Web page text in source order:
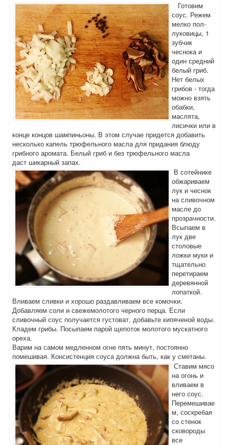
Готовим
соус. Режем
мелко пол-
луковицы, 1
зубчик
чеснока и
один средний
белый гриб.
Нет белых
грибов - тогда
можно взять
обабки,
маслята,
лисички или в
конце концов шампиньоны. В этом случае придется добавить
несколько капель трюфельного масла для придания блюду
грибного аромата. Белый гриб и без трюфельного масла
даст шикарный запах.
В сотейнике
обжариваем
лук и чеснок
на сливочном
масле до
прозрачности.
Всыпаем в
лук две
столовые
ложки муки и
тщательно
перетираем
деревянной
лопаткой.
Вливаем сливки и хорошо раздавливаем все комочки.
Добавляем соли и свежемолотого черного перца. Если
сливочный соус получается густоват, добавьте кипяченой воды.
Кладем грибы. Посыпаем парой щепоток молотого мускатного
ореха.
Варим на самом медленном огне пять минут, постоянно
помешивая. Консистенция соуса должна быть, как у сметаны.
Ставим мясо
на огонь и
вливаем в
него соус.
Перемешивае
м, соскребая
со стенок
сковороды
все